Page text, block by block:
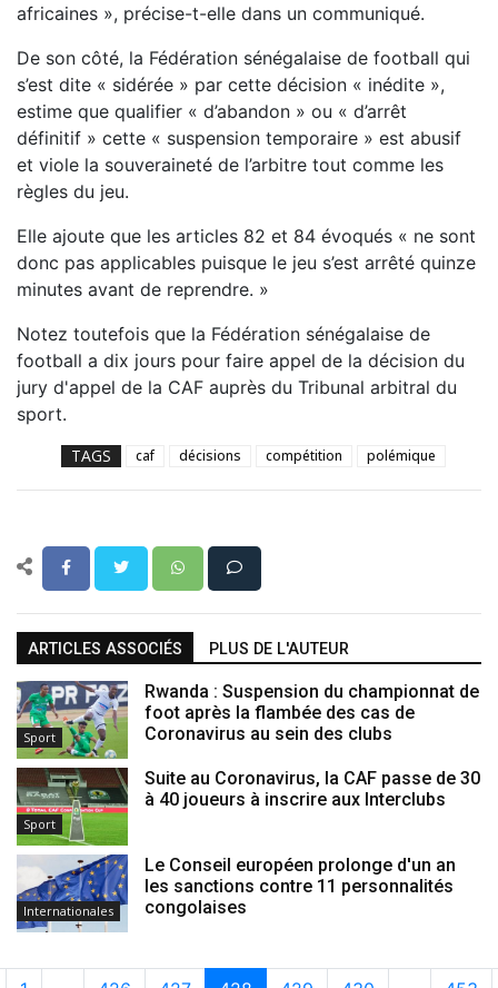
africaines », précise-t-elle dans un communiqué.
De son côté, la Fédération sénégalaise de football qui
s’est dite « sidérée » par cette décision « inédite »,
estime que qualifier « d’abandon » ou « d’arrêt
définitif » cette « suspension temporaire » est abusif
et viole la souveraineté de l’arbitre tout comme les
règles du jeu.
Elle ajoute que les articles 82 et 84 évoqués « ne sont
donc pas applicables puisque le jeu s’est arrêté quinze
minutes avant de reprendre. »
Notez toutefois que la Fédération sénégalaise de
football a dix jours pour faire appel de la décision du
jury d'appel de la CAF auprès du Tribunal arbitral du
sport.
TAGS caf décisions compétition polémique
ARTICLES ASSOCIÉS PLUS DE L'AUTEUR
Sport
Rwanda : Suspension du championnat de
foot après la flambée des cas de
Coronavirus au sein des clubs
Sport
Suite au Coronavirus, la CAF passe de 30
à 40 joueurs à inscrire aux Interclubs
Internationales
Le Conseil européen prolonge d'un an
les sanctions contre 11 personnalités
congolaises